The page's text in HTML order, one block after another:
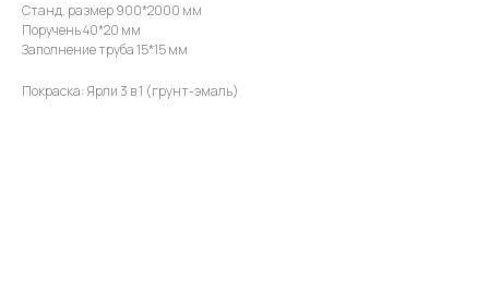
Станд. размер 900*2000 мм
Поручень 40*20 мм
Заполнение труба 15*15 мм
Покраска: Ярли 3 в 1 (грунт-эмаль)